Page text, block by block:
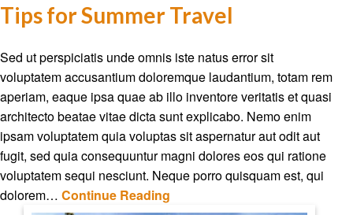
Tips for Summer Travel
Sed ut perspiciatis unde omnis iste natus error sit
voluptatem accusantium doloremque laudantium, totam rem
aperiam, eaque ipsa quae ab illo inventore veritatis et quasi
architecto beatae vitae dicta sunt explicabo. Nemo enim
ipsam voluptatem quia voluptas sit aspernatur aut odit aut
fugit, sed quia consequuntur magni dolores eos qui ratione
voluptatem sequi nesciunt. Neque porro quisquam est, qui
dolorem… Continue Reading